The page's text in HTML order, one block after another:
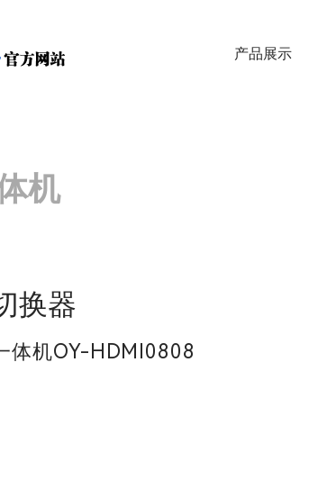
产品展示
机
换器
体机OY-HDMI0808